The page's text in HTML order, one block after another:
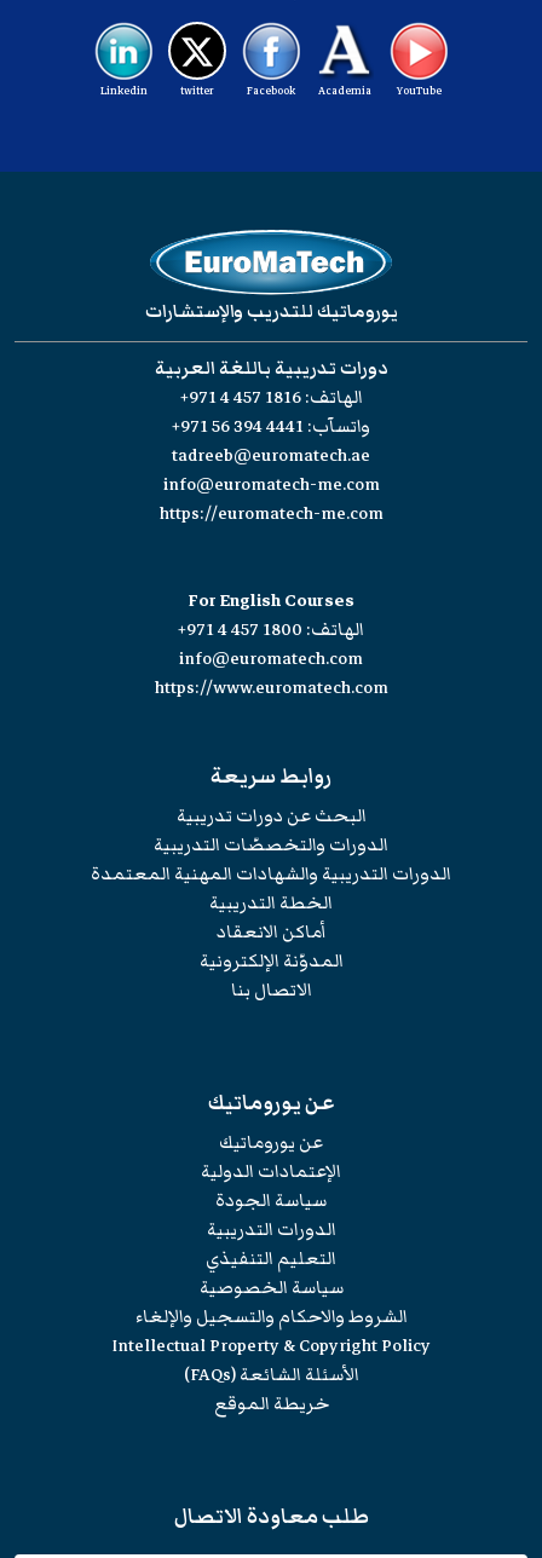
YouTube
Academia
Facebook
twitter
Linkedin
يوروماتيك للتدريب والإستشارات
دورات تدريبية باللغة العربية
الهاتف:+971 4 457 1816
واتسآب:+971 56 394 4441
tadreeb@euromatech.ae
info@euromatech-me.com
https://euromatech-me.com
For English Courses
الهاتف: +971 4 457 1800
info@euromatech.com
https://www.euromatech.com
روابط سريعة
البحث عن دورات تدريبية
الدورات والتخصصّات التدريبية
الدورات التدريبية والشهادات المهنية المعتمدة
الخطة التدريبية
أماكن الانعقاد
المدوّنة الإلكترونية
الاتصال بنا
عن يوروماتيك
عن يوروماتيك
الإعتمادات الدولية
سياسة الجودة
الدورات التدريبية
التعليم التنفيذي
سياسة الخصوصية
الشروط والاحكام والتسجيل والإلغاء
Intellectual Property & Copyright Policy
الأسئلة الشائعة (FAQs)
خريطة الموقع
طلب معاودة الاتصال